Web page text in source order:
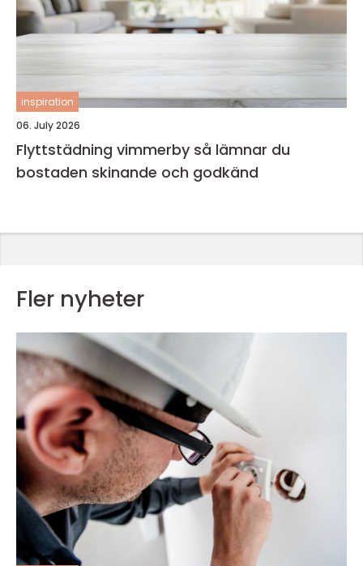
inspiration
06. July 2026
Flyttstädning vimmerby så lämnar du
bostaden skinande och godkänd
Fler nyheter